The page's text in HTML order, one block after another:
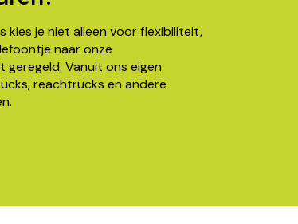
kies je niet alleen voor flexibiliteit,
naar onze
Vanuit ons eigen
reachtrucks en andere